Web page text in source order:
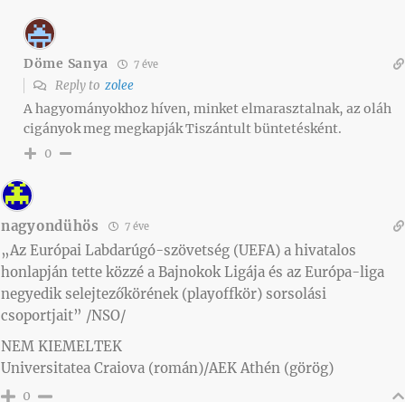
Döme Sanya 7 éve
Reply to zolee
A hagyományokhoz híven, minket elmarasztalnak, az oláh
cigányok meg megkapják Tiszántult büntetésként.
0
nagyondühös 7 éve
„Az Európai Labdarúgó-szövetség (UEFA) a hivatalos
honlapján tette közzé a Bajnokok Ligája és az Európa-liga
negyedik selejtezőkörének (playoffkör) sorsolási
csoportjait” /NSO/
NEM KIEMELTEK
Universitatea Craiova (román)/AEK Athén (görög)
0